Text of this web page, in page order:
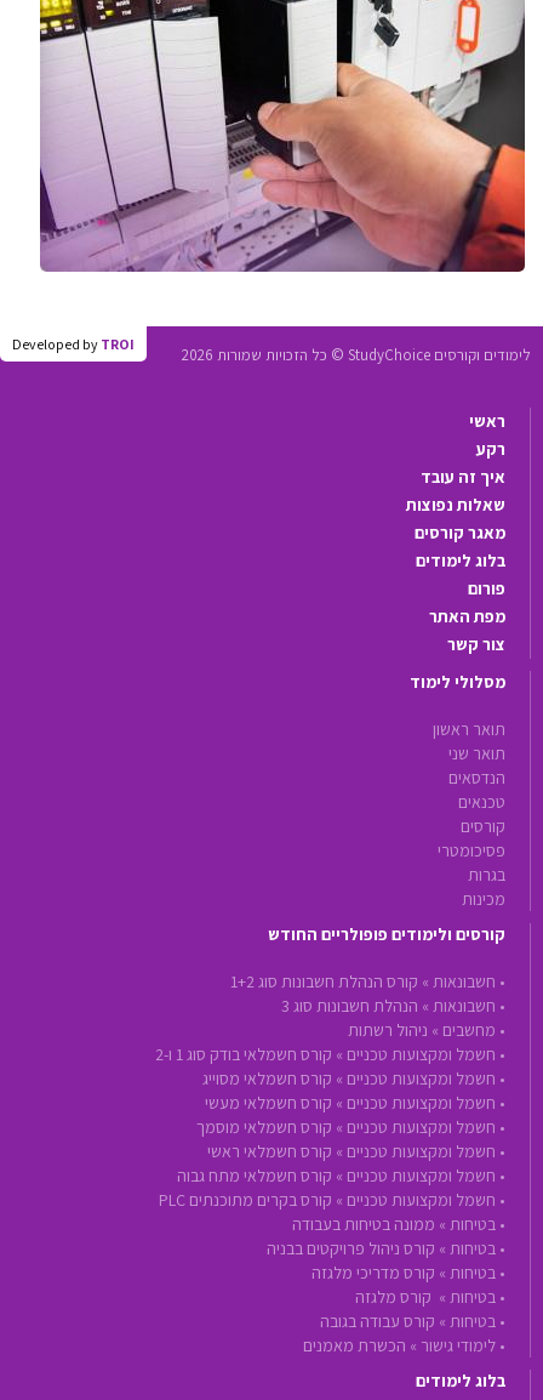
Developed by TROI
לימודים וקורסים StudyChoice © כל הזכויות שמורות 2026
ראשי
רקע
איך זה עובד
שאלות נפוצות
מאגר קורסים
בלוג לימודים
פורום
מפת האתר
צור קשר
מסלולי לימוד
תואר ראשון
תואר שני
הנדסאים
טכנאים
קורסים
פסיכומטרי
בגרות
מכינות
קורסים ולימודים פופולריים החודש
• חשבונאות » קורס הנהלת חשבונות סוג 1+2
• חשבונאות » הנהלת חשבונות סוג 3
• מחשבים » ניהול רשתות
• חשמל ומקצועות טכניים » קורס חשמלאי בודק סוג 1 ו-2
• חשמל ומקצועות טכניים » קורס חשמלאי מסוייג
• חשמל ומקצועות טכניים » קורס חשמלאי מעשי
• חשמל ומקצועות טכניים » קורס חשמלאי מוסמך
• חשמל ומקצועות טכניים » קורס חשמלאי ראשי
• חשמל ומקצועות טכניים » קורס חשמלאי מתח גבוה
• חשמל ומקצועות טכניים » קורס בקרים מתוכנתים PLC
• בטיחות » ממונה בטיחות בעבודה
• בטיחות » קורס ניהול פרויקטים בבניה
• בטיחות » קורס מדריכי מלגזה
• בטיחות » קורס מלגזה
• בטיחות » קורס עבודה בגובה
• לימודי גישור » הכשרת מאמנים
בלוג לימודים